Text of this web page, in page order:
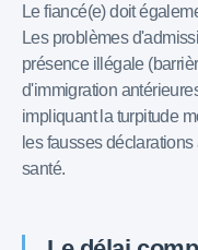
Le fiancé(e) doit
Les problèmes
présence illégale
d'immigration
impliquant la turpitude
les fausses
santé.